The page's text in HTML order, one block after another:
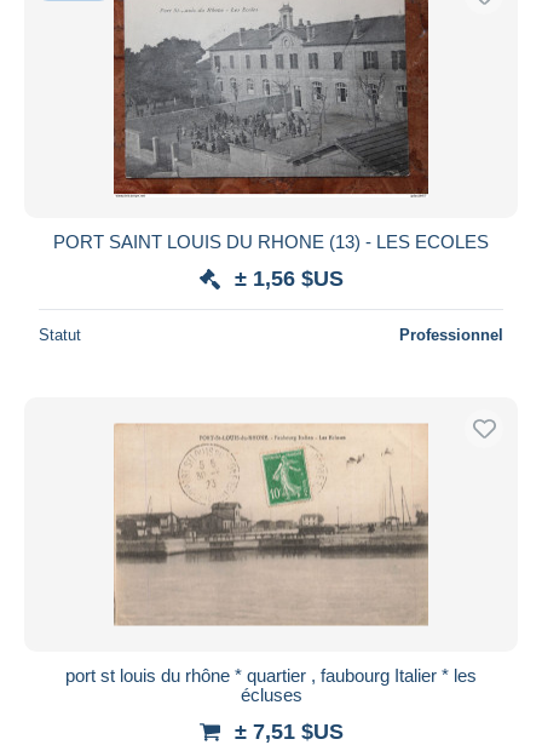
PORT SAINT LOUIS DU RHONE (13) - LES ECOLES
± 1,56 $US
Statut Professionnel
port st louis du rhône * quartier , faubourg Italier * les
écluses
± 7,51 $US